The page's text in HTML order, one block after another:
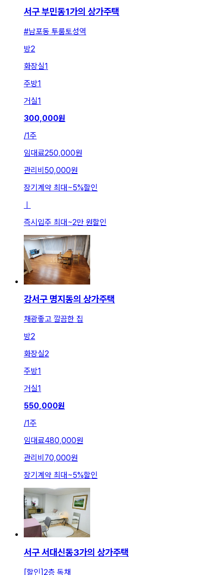
서구 부민동1가의 상가주택
#남포동 투룸토성역
방2
화장실1
주방1
거실1
300,000원
/1주
임대료250,000원
관리비 50,000원
장기계약 최대~5%할인
ㅣ
즉시입주 최대~2만 원할인
강서구 명지동의 상가주택
채광좋고 깔끔한 집
방2
화장실2
주방1
거실1
550,000원
/1주
임대료480,000원
관리비 70,000원
장기계약 최대~5%할인
서구 서대신동3가의 상가주택
[할인]2층 독채